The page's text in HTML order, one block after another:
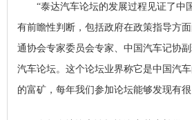
“泰达汽车论坛的发展过程见证了中国
有前瞻性判断，包括政府在政策指导方
通协会专家委员会专家、中国汽车记协
汽车论坛。这个论坛业界称它是中国汽
的富矿，每年我们参加论坛能够发现有